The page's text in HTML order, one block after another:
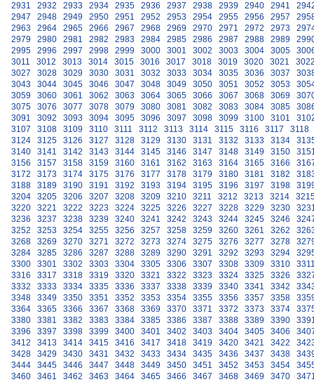
2931
2932 2933 2934 2935 2936 2937 2938 2939 2940 2941
2947
2948 2949 2950 2951 2952 2953 2954 2955 2956 2957
2963
2964 2965 2966 2967 2968 2969 2970 2971 2972 2973
2979
2980 2981 2982 2983 2984 2985 2986 2987 2988 2989
2995
2996 2997 2998 2999 3000 3001 3002 3003 3004 3005
3011
3012 3013 3014 3015 3016 3017 3018 3019 3020 3021
3027
3028 3029 3030 3031 3032 3033 3034 3035 3036 3037
3043
3044 3045 3046 3047 3048 3049 3050 3051 3052 3053
3059
3060 3061 3062 3063 3064 3065 3066 3067 3068 3069
3075
3076 3077 3078 3079 3080 3081 3082 3083 3084 3085
3091
3092 3093 3094 3095 3096 3097 3098 3099 3100 3101
3107
3108 3109 3110 3111 3112 3113 3114 3115 3116 3117
3118
3124
3125 3126 3127 3128 3129 3130 3131 3132 3133 3134
3140
3141 3142 3143 3144 3145 3146 3147 3148 3149 3150
3156
3157 3158 3159 3160 3161 3162 3163 3164 3165 3166
3172
3173 3174 3175 3176 3177 3178 3179 3180 3181 3182
3188
3189 3190 3191 3192 3193 3194 3195 3196 3197 3198
3204
3205 3206 3207 3208 3209 3210 3211 3212 3213 3214
3220
3221 3222 3223 3224 3225 3226 3227 3228 3229 3230
3236
3237 3238 3239 3240 3241 3242 3243 3244 3245 3246
3252
3253 3254 3255 3256 3257 3258 3259 3260 3261 3262
3268
3269 3270 3271 3272 3273 3274 3275 3276 3277 3278
3284
3285 3286 3287 3288 3289 3290 3291 3292 3293 3294
3300
3301 3302 3303 3304 3305 3306 3307 3308 3309 3310
3316
3317 3318 3319 3320 3321 3322 3323 3324 3325 3326
3332
3333 3334 3335 3336 3337 3338 3339 3340 3341 3342
3348
3349 3350 3351 3352 3353 3354 3355 3356 3357 3358
3364
3365 3366 3367 3368 3369 3370 3371 3372 3373 3374
3380
3381 3382 3383 3384 3385 3386 3387 3388 3389 3390
3396
3397 3398 3399 3400 3401 3402 3403 3404 3405 3406
3412
3413 3414 3415 3416 3417 3418 3419 3420 3421 3422
3428
3429 3430 3431 3432 3433 3434 3435 3436 3437 3438
3444
3445 3446 3447 3448 3449 3450 3451 3452 3453 3454
3460
3461 3462 3463 3464 3465 3466 3467 3468 3469 3470